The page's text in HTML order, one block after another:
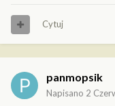
Cytuj
panmopsik
Napisano 2